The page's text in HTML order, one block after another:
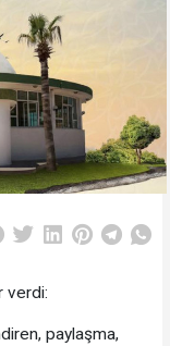
verdi:
paylaşma,